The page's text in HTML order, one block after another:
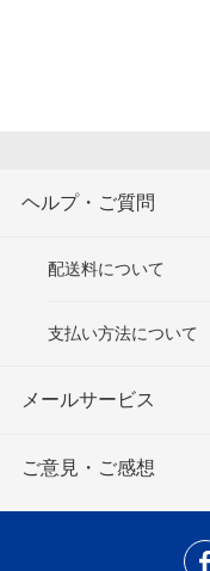
ヘルプ・ご質問
配送料について
支払い方法について
メールサービス
ご意見・ご感想